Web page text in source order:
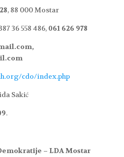
, 88 000 Mostar
36 558 486, 061 626 978
cdo/index.php
Sakić
.
– LDA Mostar